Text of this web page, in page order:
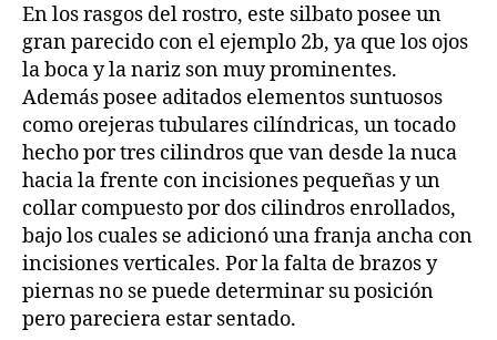
En los rasgos del rostro, este silbato posee un
gran parecido con el ejemplo 2b, ya que los ojos
la boca y la nariz son muy prominentes.
Además posee aditados elementos suntuosos
como orejeras tubulares cilíndricas, un tocado
hecho por tres cilindros que van desde la nuca
hacia la frente con incisiones pequeñas y un
collar compuesto por dos cilindros enrollados,
bajo los cuales se adicionó una franja ancha con
incisiones verticales. Por la falta de brazos y
piernas no se puede determinar su posición
pero pareciera estar sentado.